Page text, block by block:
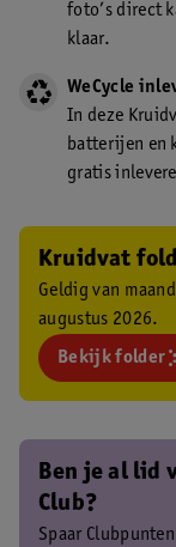
foto’s direct
klaar.
WeCycle
In deze
batterijen en
gratis
Kruidvat
Geldig van
augustus 2026.
Bekijk folder
Ben je al lid
Club?
Spaar